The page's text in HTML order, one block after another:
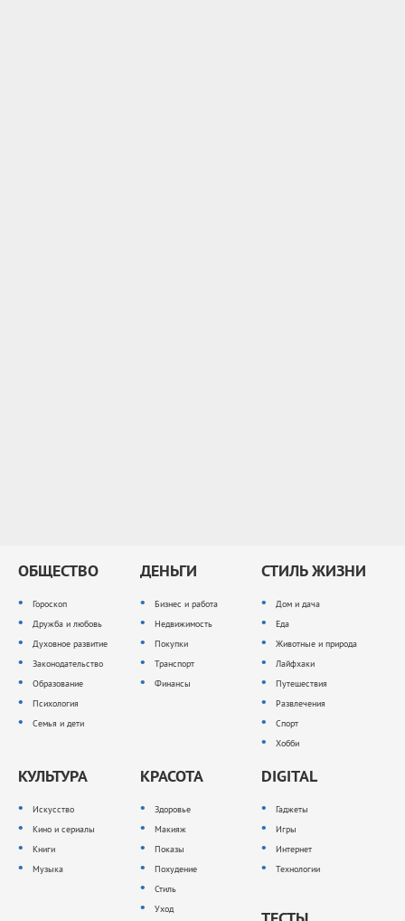
ОБЩЕСТВО
Гороскоп
Дружба и любовь
Духовное развитие
Законодательство
Образование
Психология
Семья и дети
ДЕНЬГИ
Бизнес и работа
Недвижимость
Покупки
Транспорт
Финансы
СТИЛЬ ЖИЗНИ
Дом и дача
Еда
Животные и природа
Лайфхаки
Путешествия
Развлечения
Спорт
Хобби
КУЛЬТУРА
Искусство
Кино и сериалы
Книги
Музыка
КРАСОТА
Здоровье
Макияж
Показы
Похудение
Стиль
Уход
DIGITAL
Гаджеты
Игры
Интернет
Технологии